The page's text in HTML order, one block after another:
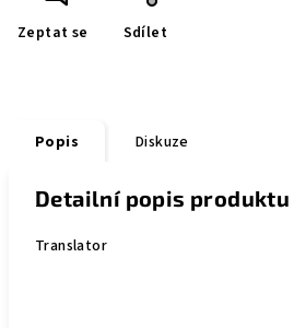
Zeptat se Sdílet
Popis Diskuze
Detailní popis produktu
Translator